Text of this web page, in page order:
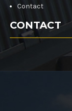
Contact
CONTACT